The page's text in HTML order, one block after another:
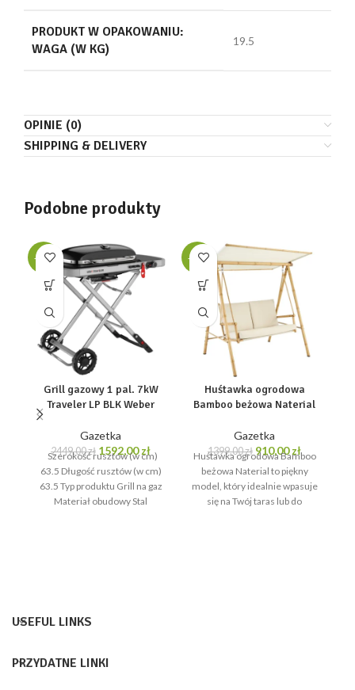
PRODUKT W OPAKOWANIU:
WAGA (W KG)
19.5
OPINIE (0)
SHIPPING & DELIVERY
Podobne produkty
-35%
Grill gazowy 1 pal. 7kW
Traveler LP BLK Weber
Gazetka
2449,00zł Pierwotna
wynosiła:
2449,00 zł.
1592,00złAktualna
cena
wynosi:
1592,00 zł.
Szerokość rusztów (w cm)
63.5 Długość rusztów (w cm)
63.5 Typ produktu Grill na gaz
Materiał obudowy Stal
-35%
Huśtawka ogrodowa
Bamboo beżowa Naterial
Gazetka
1399,00zł Pierwotna
cena
wynosiła:
1399,00 zł.
910,00złAktualna
wynosi:
910,00 zł.
Huśtawka ogrodowa Bamboo
beżowa Naterial to piękny
model, który idealnie wpasuje
się na Twój taras lub do
USEFUL LINKS
PRZYDATNE LINKI